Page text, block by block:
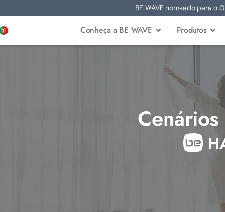
BE WAVE nomeado para o
Conheça a BE WAVE Produtos